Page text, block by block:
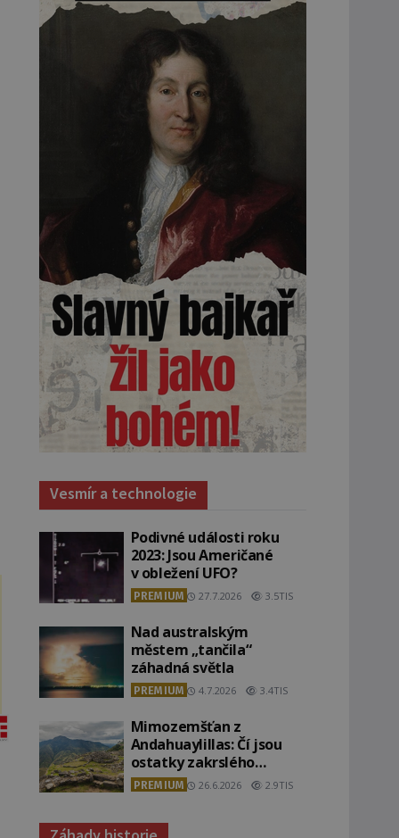
Vesmír a technologie
Podivné události roku
2023: Jsou Američané
v obležení UFO?
PREMIUM 27.7.2026 3.5TIS
Nad australským
městem „tančila“
záhadná světla
PREMIUM 4.7.2026 3.4TIS
Mimozemšťan z
Andahuaylillas: Čí jsou
ostatky zakrslého
stvoření s ohromnou
lebkou?
PREMIUM 26.6.2026 2.9TIS